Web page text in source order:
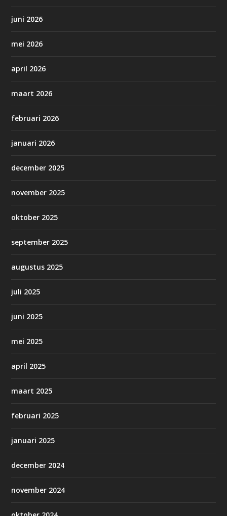
juni 2026
mei 2026
april 2026
maart 2026
februari 2026
januari 2026
december 2025
november 2025
oktober 2025
september 2025
augustus 2025
juli 2025
juni 2025
mei 2025
april 2025
maart 2025
februari 2025
januari 2025
december 2024
november 2024